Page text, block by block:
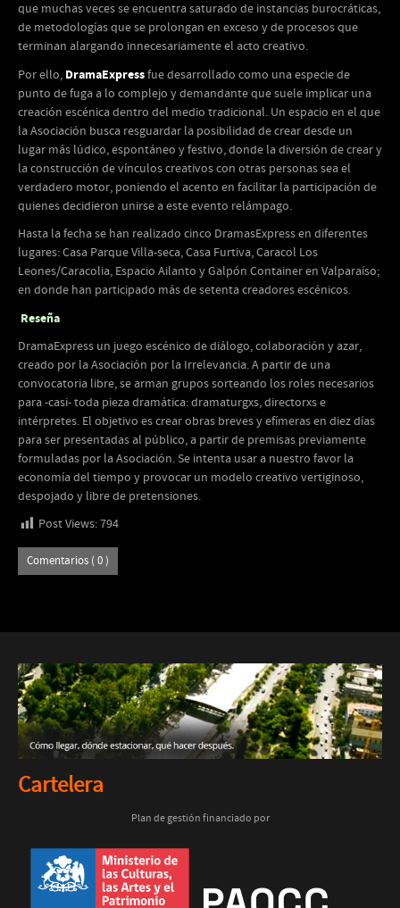
que muchas veces se encuentra saturado de instancias burocráticas,
de metodologías que se prolongan en exceso y de procesos que
terminan alargando innecesariamente el acto creativo.
Por ello, DramaExpressfue desarrollado como una especie de
punto de fuga a lo complejo y demandante que suele implicar una
creación escénica dentro del medio tradicional. Un espacio en el que
la Asociación busca resguardar la posibilidad de crear desde un
lugar más lúdico, espontáneo y festivo, donde la diversión de crear y
la construcción de vínculos creativos con otras personas sea el
verdadero motor, poniendo el acento en facilitar la participación de
quienes decidieron unirse a este evento relámpago.
Hasta la fecha se han realizado cinco DramasExpress en diferentes
lugares: Casa Parque Villa-seca, Casa Furtiva, Caracol Los
Leones/Caracolia, Espacio Ailanto y Galpón Container en Valparaíso;
en donde han participado más de setenta creadores escénicos.
Reseña
DramaExpress un juego escénico de diálogo, colaboración y azar,
creado por la Asociación por la Irrelevancia. A partir de una
convocatoria libre, se arman grupos sorteando los roles necesarios
para -casi- toda pieza dramática: dramaturgxs, directorxs e
intérpretes. El objetivo es crear obras breves y efímeras en diez días
para ser presentadas al público, a partir de premisas previamente
formuladas por la Asociación. Se intenta usar a nuestro favor la
economía del tiempo y provocar un modelo creativo vertiginoso,
despojado y libre de pretensiones.
Post Views:794
Comentarios ( 0 )
Cartelera
Plan de gestión financiado por